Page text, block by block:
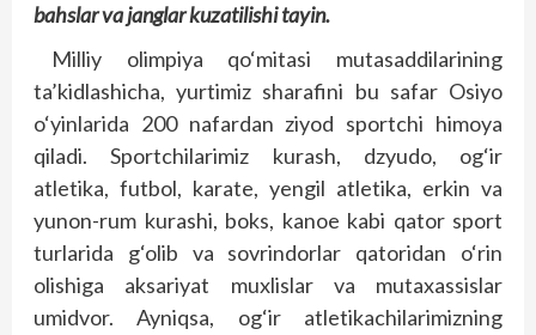
bahslar va janglar kuzatilishi tayin.
Milliy olimpiya qo‘mitasi mutasaddilarining
ta’kidlashicha, yurtimiz sharafini bu safar Osiyo
o‘yinlarida 200 nafardan ziyod sportchi himoya
qiladi. Sportchilarimiz kurash, dzyudo, og‘ir
atletika, futbol, karate, yengil atletika, erkin va
yunon-rum kurashi, boks, kanoe kabi qator sport
turlarida g‘olib va sovrindorlar qatoridan o‘rin
olishiga aksariyat muxlislar va mutaxassislar
umidvor. Ayniqsa, og‘ir atletikachilarimizning